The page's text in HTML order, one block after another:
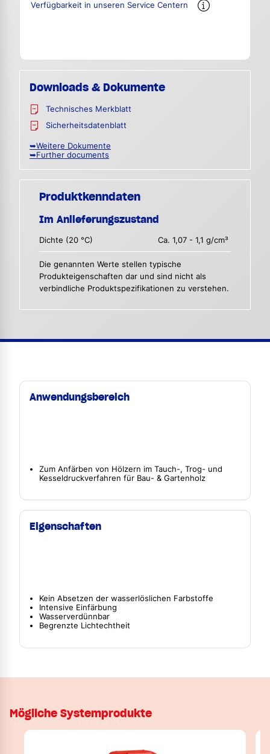
Verfügbarkeit in unseren Service Centern
Downloads & Dokumente
Technisches Merkblatt
Sicherheitsdatenblatt
➥Weitere Dokumente
➥Further documents
Produktkenndaten
Im Anlieferungszustand
Dichte (20 °C) Ca. 1,07 - 1,1 g/cm³
Die genannten Werte stellen typische
Produkteigenschaften dar und sind nicht als
verbindliche Produktspezifikationen zu verstehen.
Anwendungsbereich
Zum Anfärben von Hölzern im Tauch-, Trog- und
Kesseldruckverfahren für Bau- & Gartenholz
Eigenschaften
Kein Absetzen der wasserlöslichen Farbstoffe
Intensive Einfärbung
Wasserverdünnbar
Begrenzte Lichtechtheit
Mögliche Systemprodukte